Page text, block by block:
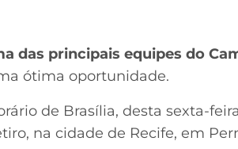
das principais equipes do
ótima oportunidade.
de Brasília, desta sexta-
na cidade de Recife, em